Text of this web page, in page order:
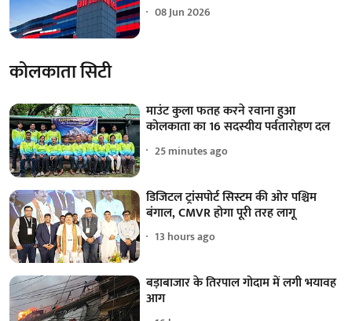
08 Jun 2026
कोलकाता सिटी
माउंट कुला फतह करने रवाना हुआ
कोलकाता का 16 सदस्यीय पर्वतारोहण दल
25 minutes ago
डिजिटल ट्रांसपोर्ट सिस्टम की ओर पश्चिम
बंगाल, CMVR होगा पूरी तरह लागू
13 hours ago
बड़ाबाजार के तिरपाल गोदाम में लगी भयावह
आग